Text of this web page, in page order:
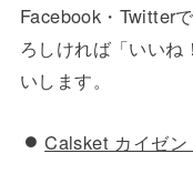
Facebook・Twitter
ろしければ「いいね
いします。
Calsket カイゼン